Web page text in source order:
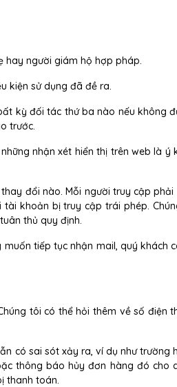
hay người giám hộ hợp pháp.
kiện sử dụng đã đề ra.
kỳ đối tác thứ ba nào nếu không
trước.
nhận xét hiển thị trên web là ý
đổi nào. Mỗi người truy cập
khoản bị truy cập trái phép.
thủ quy định.
tiếp tục nhận mail, quý khách
tôi có thể hỏi thêm về số điện
có sai sót xảy ra, ví dụ như trường
thông báo hủy đơn hàng đó cho
thanh toán.